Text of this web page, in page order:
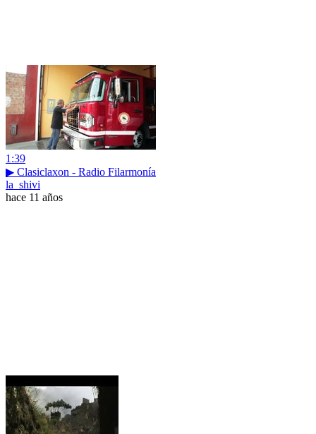
1:39
▶ Clasiclaxon - Radio Filarmonía
la_shivi
hace 11 años